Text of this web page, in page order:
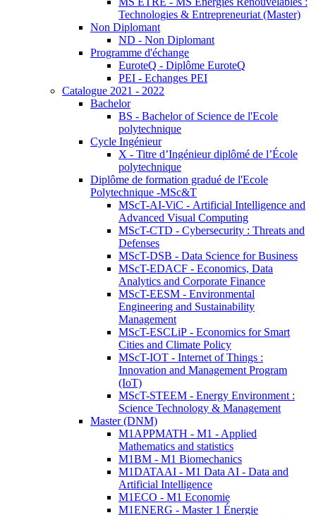
Technologies & Entrepreneuriat (Master)
Non Diplomant
ND - Non Diplomant
Programme d'échange
EuroteQ - Diplôme EuroteQ
PEI - Echanges PEI
Catalogue 2021 - 2022
Bachelor
BS - Bachelor of Science de l'Ecole
polytechnique
Cycle Ingénieur
X - Titre d’Ingénieur diplômé de l’École
polytechnique
Diplôme de formation gradué de l'Ecole
Polytechnique -MSc&T
MScT-AI-ViC - Artificial Intelligence and
Advanced Visual Computing
MScT-CTD - Cybersecurity : Threats and
Defenses
MScT-DSB - Data Science for Business
MScT-EDACF - Economics, Data
Analytics and Corporate Finance
MScT-EESM - Environmental
Engineering and Sustainability
Management
MScT-ESCLiP - Economics for Smart
Cities and Climate Policy
MScT-IOT - Internet of Things :
Innovation and Management Program
(IoT)
MScT-STEEM - Energy Environment :
Science Technology & Management
Master (DNM)
M1APPMATH - M1 - Applied
Mathematics and statistics
M1BM - M1 Biomechanics
M1DATAAI - M1 Data AI - Data and
Artificial Intelligence
M1ECO - M1 Economie
M1ENERG - Master 1 Énergie